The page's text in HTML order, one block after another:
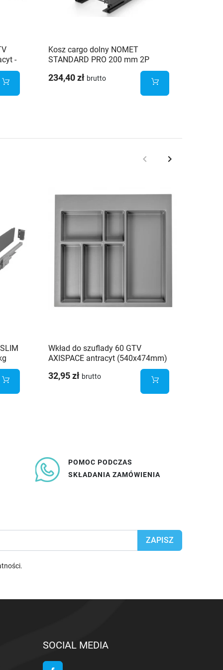
-
Kosz cargo dolny NOMET
STANDARD PRO 200 mm 2P
antracyt - W-2331M-200.P68
234,40 zł brutto
Poprzedni
keyboard_arrow_left Następny
keyboard_arrow_right
Wkład do szuflady 60 GTV
AXISPACE antracyt (540x474mm)
32,95 zł brutto
POMOC PODCZAS
SKŁADANIA ZAMÓWIENIA
.
SOCIAL MEDIA